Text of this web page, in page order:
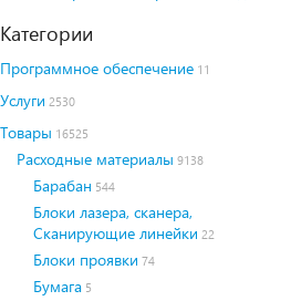
Категории
Программное обеспечение 11
Услуги 2530
Товары 16525
Расходные материалы 9138
Барабан 544
Блоки лазера, сканера,
Сканирующие линейки 22
Блоки проявки 74
Бумага 5